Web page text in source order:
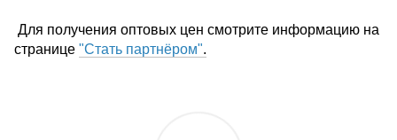
Для получения оптовых цен смотрите информацию на
странице "Стать партнёром".